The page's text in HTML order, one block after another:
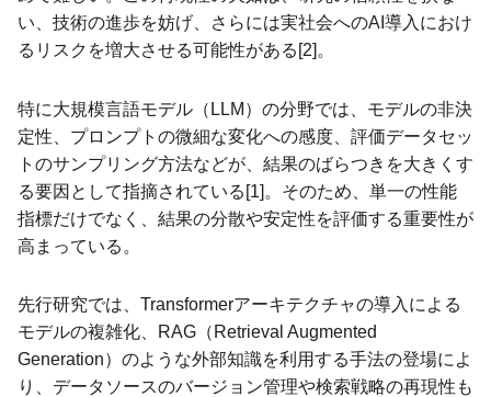
い、技術の進歩を妨げ、さらには実社会へのAI導入におけ
るリスクを増大させる可能性がある[2]。
特に大規模言語モデル（LLM）の分野では、モデルの非決
定性、プロンプトの微細な変化への感度、評価データセッ
トのサンプリング方法などが、結果のばらつきを大きくす
る要因として指摘されている[1]。そのため、単一の性能
指標だけでなく、結果の分散や安定性を評価する重要性が
高まっている。
先行研究では、Transformerアーキテクチャの導入による
モデルの複雑化、RAG（Retrieval Augmented
Generation）のような外部知識を利用する手法の登場によ
り、データソースのバージョン管理や検索戦略の再現性も